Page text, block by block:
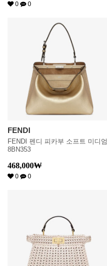
0 0
FENDI
FENDI 펜디 피카부 소프트 미디엄
8BN353
468,000₩
0 0